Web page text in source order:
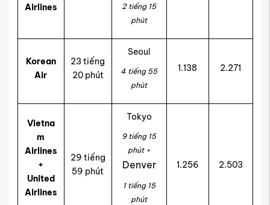
Airlines
2 tiếng 15
phút
Korean
Air
23 tiếng
20 phút
Seoul
4 tiếng 55
phút
1.138 2.271
Vietna
m
Airlines
+
United
Airlines
29 tiếng
59 phút
Tokyo
9 tiếng 15
phút +
Denver
1 tiếng 15
phút
1.256 2.503